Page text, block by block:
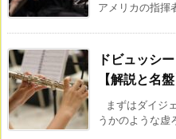
アメリカの指揮
ドビュッシ
【解説と名盤
まずはダイジ
うかのような虚